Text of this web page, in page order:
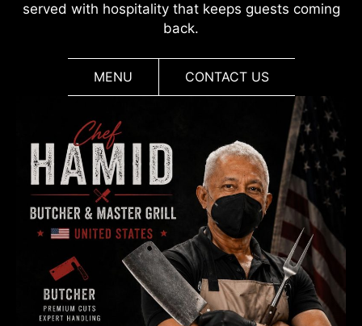
served with hospitality that keeps guests coming
back.
MENU CONTACT US